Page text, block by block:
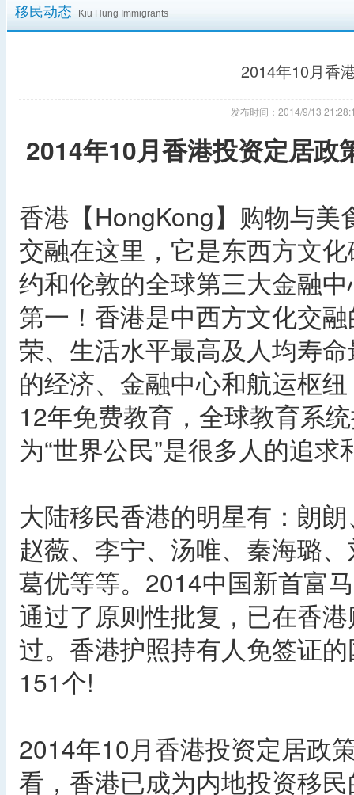
移民动态 Kiu Hung Immigrants
2014年10月香
发布时间：2014/9/13
2014年10月香港投资定居政
香港【HongKong】购物与
交融在这里，它是东西方文
约和伦敦的全球第三大金融
第一！香港是中西方文化交
荣、生活水平最高及人均寿
的经济、金融中心和航运枢
12年免费教育，全球教育系
为“世界公民”是很多人的追求
大陆移民香港的明星有：朗
赵薇、李宁、汤唯、秦海璐
葛优等等。2014中国新首富
通过了原则性批复，已在香
过。香港护照持有人免签证
151个!
2014年10月香港投资定居政
看，香港已成为内地投资移